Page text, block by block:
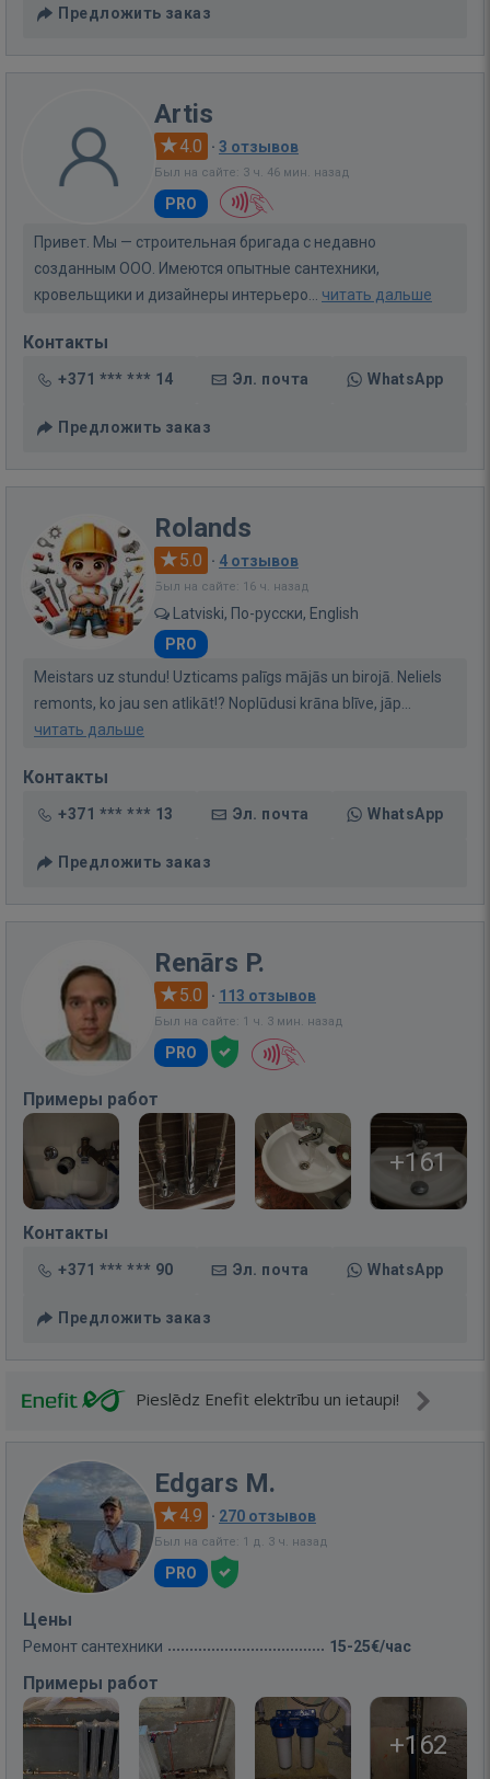
Предложить заказ
Artis
4.0 · 3 отзывов
Был на сайте: 3 ч. 46 мин. назад
PRO
Привет. Мы — строительная бригада с недавно
созданным ООО. Имеются опытные сантехники,
кровельщики и дизайнеры интерьеро... читать дальше
Контакты
+371 *** *** 14 Эл. почта WhatsApp
Предложить заказ
Rolands
5.0 · 4 отзывов
Был на сайте: 16 ч. назад
Latviski, По-русски, English
PRO
Meistars uz stundu! Uzticams palīgs mājās un birojā. Neliels
remonts, ko jau sen atlikāt!? Noplūdusi krāna blīve, jāp...
читать дальше
Контакты
+371 *** *** 13 Эл. почта WhatsApp
Предложить заказ
Renārs P.
5.0 · 113 отзывов
Был на сайте: 1 ч. 3 мин. назад
PRO
Примеры работ
+161
Контакты
+371 *** *** 90 Эл. почта WhatsApp
Предложить заказ
Pieslēdz Enefit elektrību un ietaupi!
Edgars M.
4.9 · 270 отзывов
Был на сайте: 1 д. 3 ч. назад
PRO
Цены
Ремонт сантехники 15-25€/час
Примеры работ
+162